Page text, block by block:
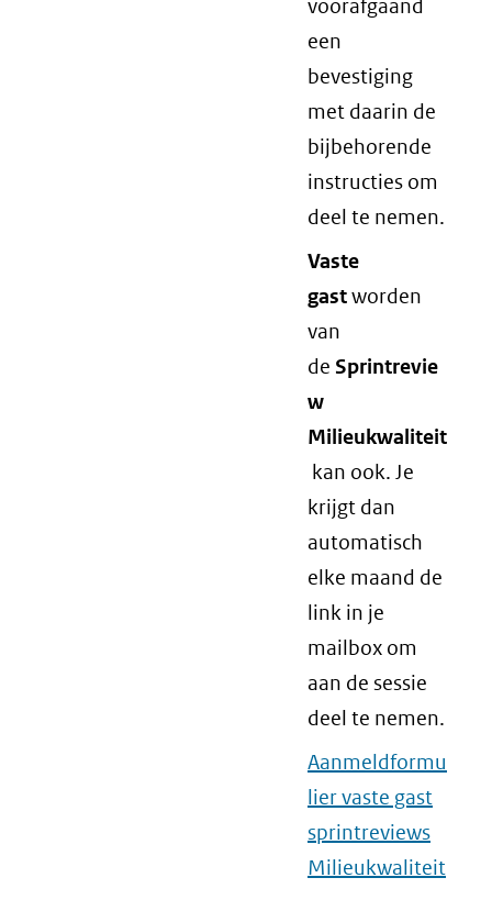
voorafgaand
een
bevestiging
met daarin de
bijbehorende
instructies om
deel te nemen.
Vaste
gastworden
van
de Sprintrevie
w
Milieukwaliteit
kan ook. Je
krijgt dan
automatisch
elke maand de
link in je
mailbox om
aan de sessie
deel te nemen.
Aanmeldformu
lier vaste gast
sprintreviews
Milieukwaliteit